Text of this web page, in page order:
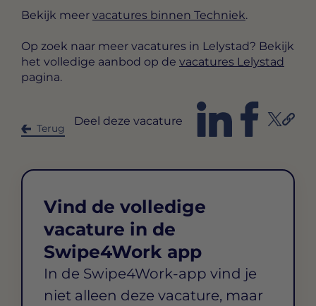
Bekijk meer vacatures binnen Techniek.
Op zoek naar meer vacatures in Lelystad? Bekijk
het volledige aanbod op de vacatures Lelystad
pagina.
Terug
Deel deze vacature
Vind de volledige
vacature in de
Swipe4Work app
In de Swipe4Work-app vind je
niet alleen deze vacature, maar